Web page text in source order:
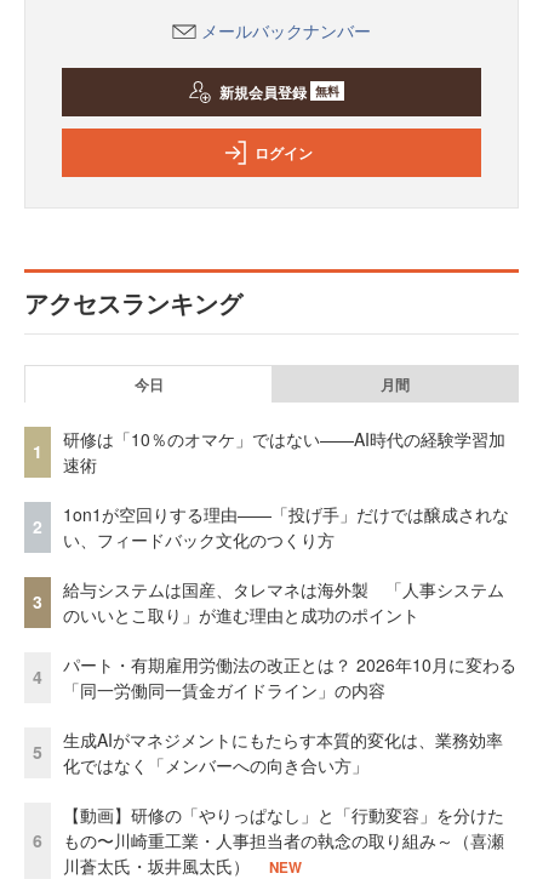
メールバックナンバー
新規会員登録 無料
ログイン
アクセスランキング
今日 月間
1
研修は「10％のオマケ」ではない——AI時代の経験学習加
速術
2
1on1が空回りする理由——「投げ手」だけでは醸成されな
い、フィードバック文化のつくり方
3
給与システムは国産、タレマネは海外製 「人事システム
のいいとこ取り」が進む理由と成功のポイント
4
パート・有期雇用労働法の改正とは？ 2026年10月に変わる
「同一労働同一賃金ガイドライン」の内容
5
生成AIがマネジメントにもたらす本質的変化は、業務効率
化ではなく「メンバーへの向き合い方」
6
【動画】研修の「やりっぱなし」と「行動変容」を分けた
もの〜川崎重工業・人事担当者の執念の取り組み～（喜瀬
川蒼太氏・坂井風太氏）
NEW